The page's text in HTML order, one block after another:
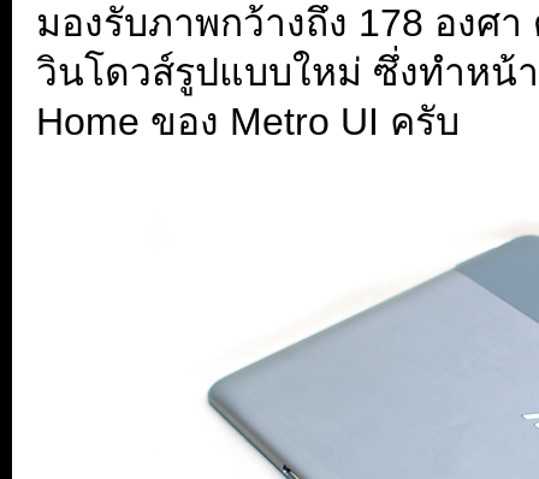
มองรับภาพกว้างถึง 178 อง
วินโดวส์รูปแบบใหม่ ซึ่งทำหน้
Home ของ Metro UI ครับ